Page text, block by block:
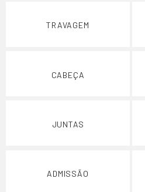
TRAVAGEM
CABEÇA
JUNTAS
ADMISSÃO